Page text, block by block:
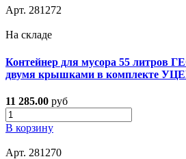
Арт. 281272
На складе
Контейнер для мусора 55 литров
двумя крышками в комплекте
11 285.00 руб
В корзину
Арт. 281270